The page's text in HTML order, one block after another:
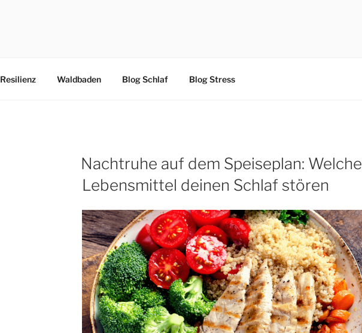
Resilienz Waldbaden Blog Schlaf Blog Stress
Nachtruhe auf dem Speiseplan: Welche
Lebensmittel deinen Schlaf stören